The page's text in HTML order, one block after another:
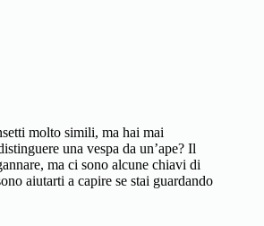
molto simili, ma hai mai
una vespa da un’ape? Il
ma ci sono alcune chiavi di
aiutarti a capire se stai guardando